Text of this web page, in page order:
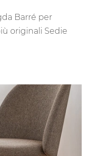
Barré per
originali Sedie